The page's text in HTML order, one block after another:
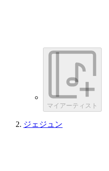
マイアーティスト
ジェジュン